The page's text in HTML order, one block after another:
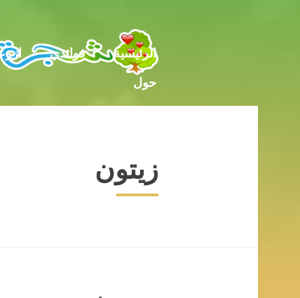
الرئيسية فوائدي
حول
زيتون